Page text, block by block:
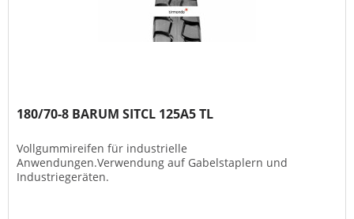
180/70-8 BARUM SITCL 125A5 TL
Vollgummireifen für industrielle
Anwendungen.Verwendung auf Gabelstaplern und
Industriegeräten.